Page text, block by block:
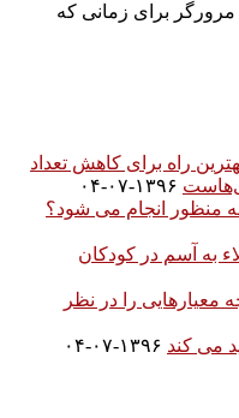
مرورگر برای زمانی که
راه برای کاهش تعداد
۱۳۹۶-۰۷-۰۴
منظور انجام می شود؟
به آسم در کودکان
را در نظر
می کند ۱۳۹۶-۰۷-۰۴